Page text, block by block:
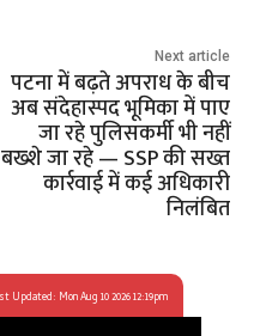
Next article
पटना में बढ़ते अपराध के बीच
अब संदेहास्पद भूमिका में पाए
जा रहे पुलिसकर्मी भी नहीं
बख्शे जा रहे — SSP की सख्त
कार्रवाई में कई अधिकारी
निलंबित